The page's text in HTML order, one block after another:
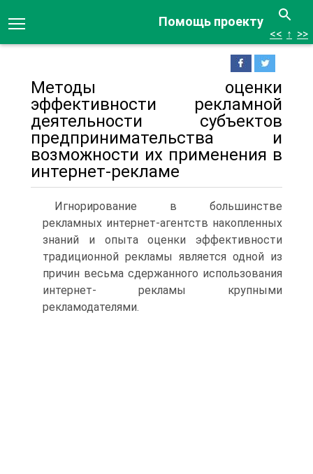
Помощь проекту
<< ↑ >>
Методы оценки
эффективности рекламной
деятельности субъектов
предпринимательства и
возможности их применения в
интернет-рекламе
Игнорирование в большинстве
рекламных интернет-агентств накопленных
знаний и опыта оценки эффективности
традиционной рекламы является одной из
причин весьма сдержанного использования
интернет- рекламы крупными
рекламодателями.